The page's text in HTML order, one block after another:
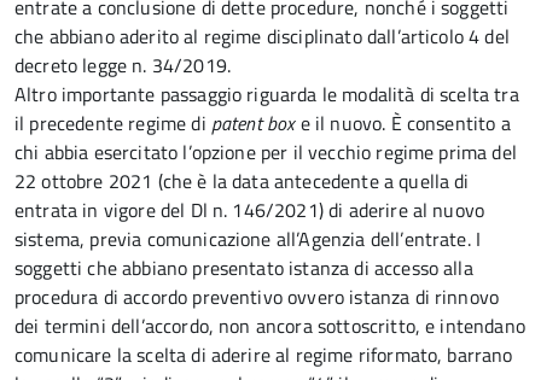
entrate a conclusione di dette procedure, nonché i soggetti
che abbiano aderito al regime disciplinato dall’articolo 4 del
decreto legge n. 34/2019.
Altro importante passaggio riguarda le modalità di scelta tra
il precedente regime di patent boxe il nuovo. È consentito a
chi abbia esercitato l’opzione per il vecchio regime prima del
22 ottobre 2021 (che è la data antecedente a quella di
entrata in vigore del Dl n. 146/2021) di aderire al nuovo
sistema, previa comunicazione all’Agenzia dell’entrate. I
soggetti che abbiano presentato istanza di accesso alla
procedura di accordo preventivo ovvero istanza di rinnovo
dei termini dell’accordo, non ancora sottoscritto, e intendano
comunicare la scelta di aderire al regime riformato, barrano